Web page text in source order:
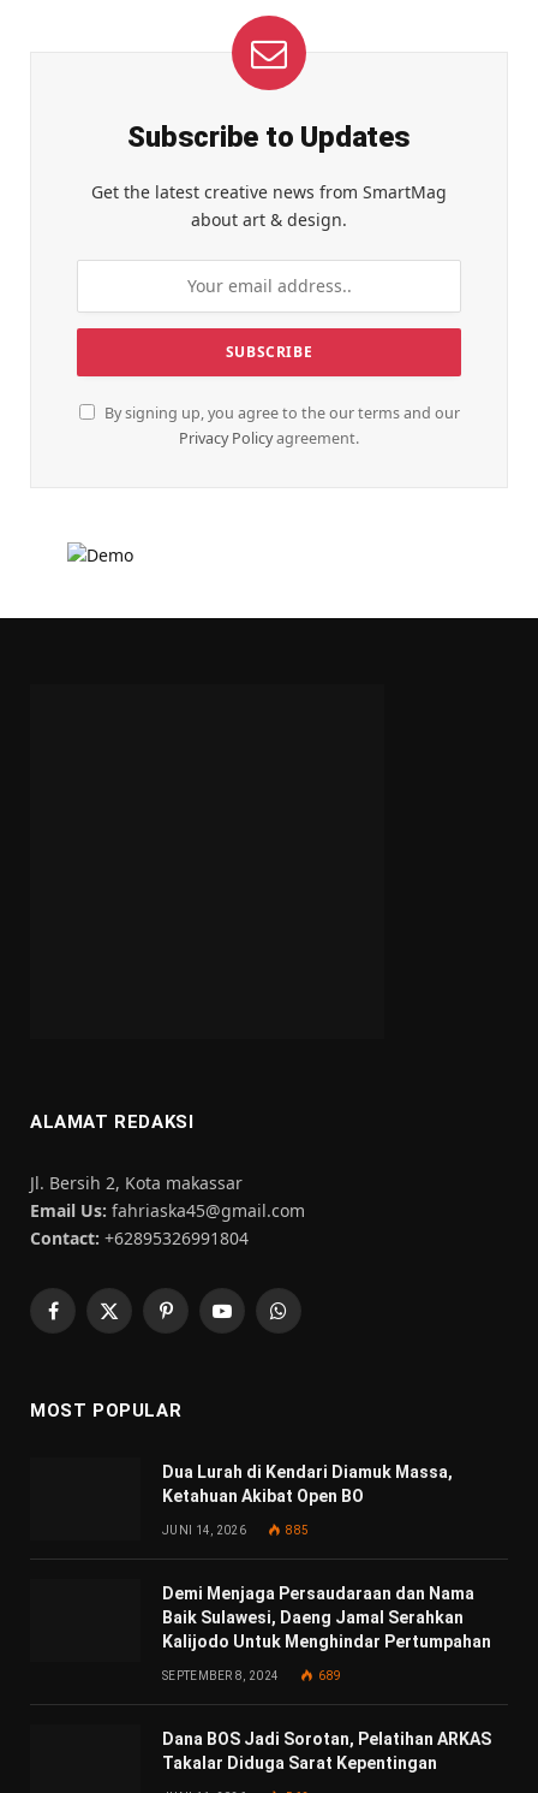
Subscribe to Updates
Get the latest creative news from SmartMag
about art & design.
By signing up, you agree to the our terms and our
Privacy Policyagreement.
ALAMAT REDAKSI
Jl. Bersih 2, Kota makassar
Email Us: fahriaska45@gmail.com
Contact: +62895326991804
Facebook
X
PinterestYouTubeWhatsApp
MOST POPULAR
Dua Lurah di Kendari Diamuk Massa,
Ketahuan Akibat Open BO
JUNI 14, 2026 885
Demi Menjaga Persaudaraan dan Nama
Baik Sulawesi, Daeng Jamal Serahkan
Kalijodo Untuk Menghindar Pertumpahan
SEPTEMBER 8, 2024 689
Dana BOS Jadi Sorotan, Pelatihan ARKAS
Takalar Diduga Sarat Kepentingan